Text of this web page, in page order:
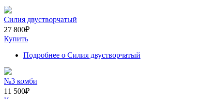
Силия двустворчатый
27 800₽
Купить
Подробнее о Силия двустворчатый
№3 комби
11 500₽